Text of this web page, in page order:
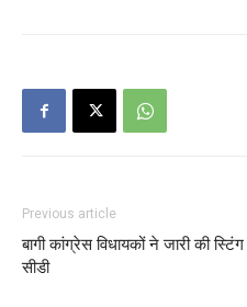
Previous article
बागी कांग्रेस विधायकों ने जारी की स्टिंग
सीडी